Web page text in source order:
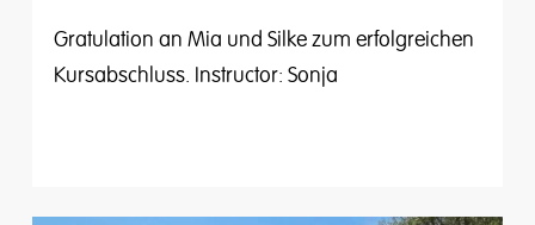
Gratulation an Mia und Silke zum erfolgreichen
Kursabschluss. Instructor: Sonja